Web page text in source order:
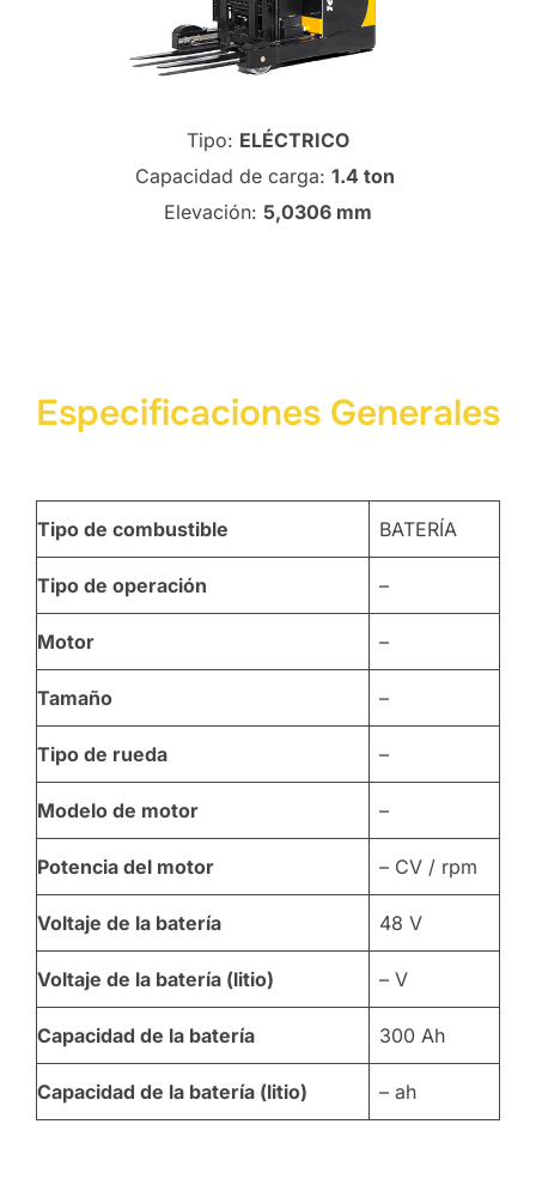
Tipo: ELÉCTRICO
Capacidad de carga: 1.4 ton
Elevación: 5,0306 mm
Especificaciones Generales
Tipo de combustible BATERÍA
Tipo de operación –
Motor –
Tamaño –
Tipo de rueda –
Modelo de motor –
Potencia del motor – CV / rpm
Voltaje de la batería 48 V
Voltaje de la batería (litio) – V
Capacidad de la batería 300 Ah
Capacidad de la batería (litio) – ah